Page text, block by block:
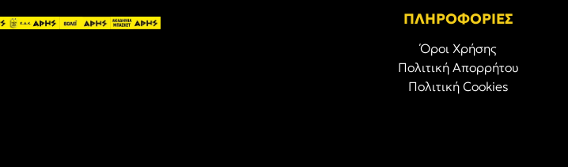
ΠΛΗΡΟΦΟΡΙΕΣ
Όροι Χρήσης
Πολιτική Απορρήτου
Πολιτική Cookies